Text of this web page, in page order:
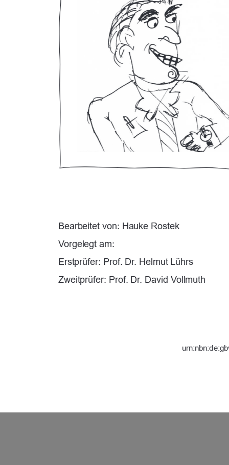
Bearbeitet von: Hauke Rostek
Vorgelegt am:
Erstprüfer: Prof. Dr. Helmut Lührs
Zweitprüfer: Prof. Dr. David Vollmuth